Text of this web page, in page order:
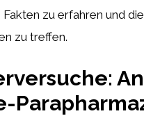
zu erfahren und
zu treffen.